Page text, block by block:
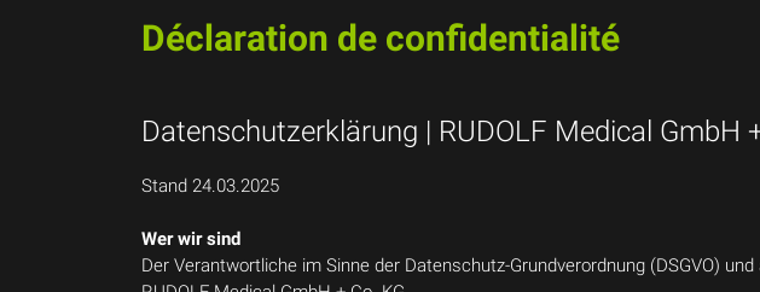
Déclaration de confidentialité
Datenschutzerklärung | RUDOLF Medical GmbH
Stand 24.03.2025
Wer wir sind
Der Verantwortliche im Sinne der Datenschutz-Grundverordnung (DSGVO)